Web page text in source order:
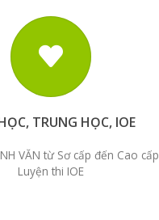
TRUNG HỌC, IOE
VĂN từ Sơ cấp đến Cao cấp
Luyện thi IOE